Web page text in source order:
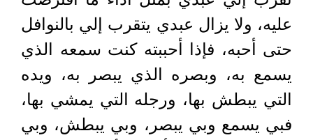
عليه، ولا يزال عبدي يتقرب إلي بالنوافل
حتى أحبه، فإذا أحببته كنت سمعه الذي
يسمع به، وبصره الذي يبصر به، ويده
التي يبطش بها، ورجله التي يمشي بها،
فبي يسمع وبي يبصر، وبي يبطش، وبي